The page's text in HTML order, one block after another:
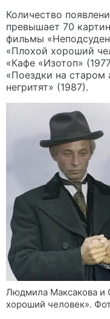
Количество
превышает 70
фильмы
«Плохой хороший
«Кафе «Изотоп»
«Поездки на старом
негритят» (1987).
Людмила Максакова и
хороший человек».